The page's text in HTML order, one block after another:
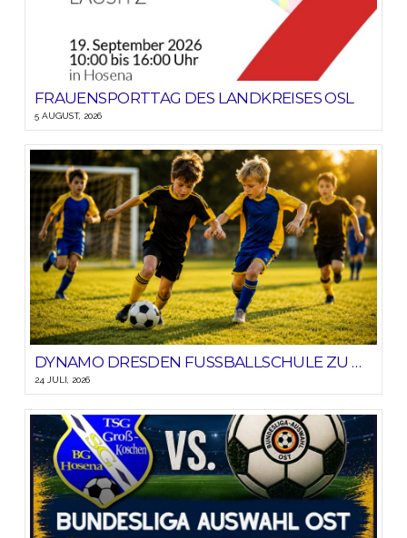
FRAUENSPORTTAG DES LANDKREISES OSL
5 AUGUST, 2026
DYNAMO DRESDEN FUSSBALLSCHULE ZU GAST BEIM SV BLAU-GELB HOSENA
24 JULI, 2026